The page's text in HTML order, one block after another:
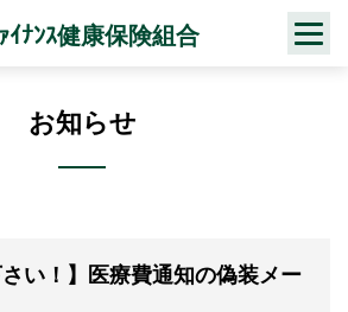
ｲﾅﾝｽ健康保険組合
お知らせ
さい！】医療費通知の偽装メー